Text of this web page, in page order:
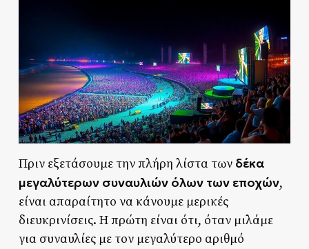
Πριν εξετάσουμε την πλήρη λίστα των δέκα
μεγαλύτερων συναυλιών όλων των εποχών,
είναι απαραίτητο να κάνουμε μερικές
διευκρινίσεις. Η πρώτη είναι ότι, όταν μιλάμε
για συναυλίες με τον μεγαλύτερο αριθμό